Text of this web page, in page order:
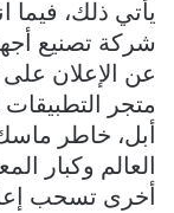
يأتي ذلك، فيما
شركة تصنيع
عن الإعلان على
متجر
أبل، خاطر
العالم وكبار
أخرى تسحب